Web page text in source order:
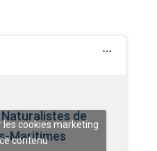
de
Maritimes
cookies marketing
contenu